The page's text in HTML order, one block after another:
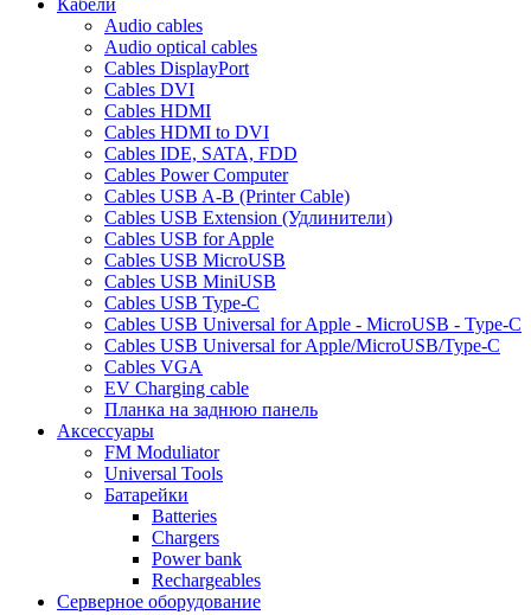
Кабели
Audio cables
Audio optical cables
Cables DisplayPort
Cables DVI
Cables HDMI
Cables HDMI to DVI
Cables IDE, SATA, FDD
Cables Power Computer
Cables USB A-B (Printer Cable)
Cables USB Extension (Удлинители)
Cables USB for Apple
Cables USB MicroUSB
Cables USB MiniUSB
Cables USB Type-C
Cables USB Universal for Apple - MicroUSB - Type-C
Cables USB Universal for Apple/MicroUSB/Type-C
Cables VGA
EV Charging cable
Планка на заднюю панель
Аксессуары
FM Moduliator
Universal Tools
Батарейки
Batteries
Chargers
Power bank
Rechargeables
Серверное оборудование